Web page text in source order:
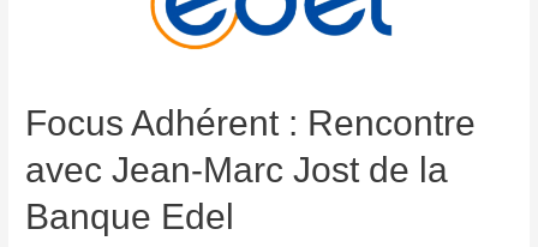
Focus Adhérent : Rencontre
avec Jean-Marc Jost de la
Banque Edel